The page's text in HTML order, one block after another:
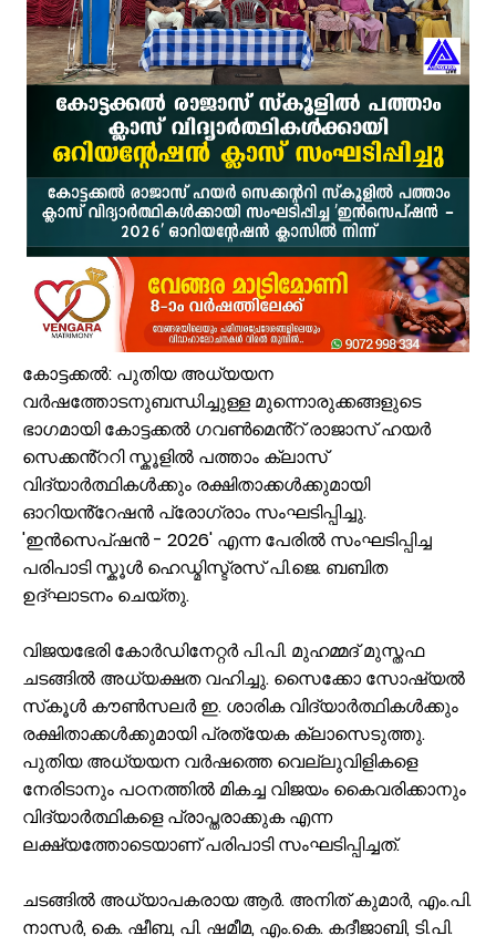
ഒതുക്കുങ്ങൽ ഗവൺമെന്റ് ഹയർ സെക്കന്ററി സ്കൂളിന് പ്രത്യേക
വേങ്ങര ടൗൺ പൗരസമിതി ഫുട്ബോൾ പ്രവചന മത്സരം: വിജയിക്ക്
ശിഹാബ് തങ്ങളെ അനുസ്മരിച്ച് പി.കെ. കുഞ്ഞാലിക്കുട്ടി
മലപ്പുറം ജില്ലയില്‍ ശക്തമായ മഴ; 4 ക്യാമ്പുകള്‍ തുറന്നു
വേങ്ങര ബോയ്സ് സ്കൂൾ മുൻ പ്യൂൺ തങ്കപ്പൻ ടി.വി നിര്യാതനായി
അതിശക്തമായ മഴ തുടരും; എട്ട് ജില്ലകളിൽ റെഡ് അലർട്ട്
മൊബൈല്‍ ഉപയോക്താക്കള്‍ക്ക് തിരിച്ചടി; നിരക്കുകള്‍ വീണ്ടും
രക്ഷാപ്രവർത്തനത്തിനിടെ കാര്യങ്കോട്
പ്രളയക്കെടുതി പ്രതിരോധം: വേങ്ങര പഞ്ചായപ്പിൽ സന്നദ്ധ
വേങ്ങര ജി.വി.എച്ച്.എസ്.എസിന് സമീപം റോഡരികിലെ പഴയ
കോട്ടക്കൽ: പുതിയ അധ്യയന
വർഷത്തോടനുബന്ധിച്ചുള്ള മുന്നൊരുക്കങ്ങളുടെ
ഭാഗമായി കോട്ടക്കൽ ഗവൺമെൻ്റ് രാജാസ് ഹയർ
സെക്കൻ്ററി സ്കൂളിൽ പത്താം ക്ലാസ്
വിദ്യാർത്ഥികൾക്കും രക്ഷിതാക്കൾക്കുമായി
ഓറിയൻ്റേഷൻ പ്രോഗ്രാം സംഘടിപ്പിച്ചു.
'ഇൻസെപ്ഷൻ - 2026' എന്ന പേരിൽ സംഘടിപ്പിച്ച
പരിപാടി സ്കൂൾ ഹെഡ്മിസ്ട്രസ് പി.ജെ. ബബിത
ഉദ്ഘാടനം ചെയ്തു.
വിജയഭേരി കോർഡിനേറ്റർ പി.പി. മുഹമ്മദ് മുസ്തഫ
ചടങ്ങിൽ അധ്യക്ഷത വഹിച്ചു. സൈക്കോ സോഷ്യൽ
സ്‌കൂൾ കൗൺസലർ ഇ. ശാരിക വിദ്യാർത്ഥികൾക്കും
രക്ഷിതാക്കൾക്കുമായി പ്രത്യേക ക്ലാസെടുത്തു.
പുതിയ അധ്യയന വർഷത്തെ വെല്ലുവിളികളെ
നേരിടാനും പഠനത്തിൽ മികച്ച വിജയം കൈവരിക്കാനും
വിദ്യാർത്ഥികളെ പ്രാപ്തരാക്കുക എന്ന
ലക്ഷ്യത്തോടെയാണ് പരിപാടി സംഘടിപ്പിച്ചത്.
ചടങ്ങിൽ അധ്യാപകരായ ആർ. അനിത് കുമാർ, എം.പി.
നാസർ, കെ. ഷീബ, പി. ഷമീമ, എം.കെ. കദീജാബി, ടി.പി.